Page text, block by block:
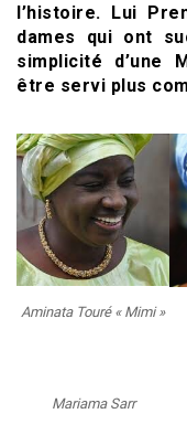
l’histoire. Lui
dames qui ont
simplicité d’une
être servi plus
Aminata Touré « Mimi »
Mariama Sarr